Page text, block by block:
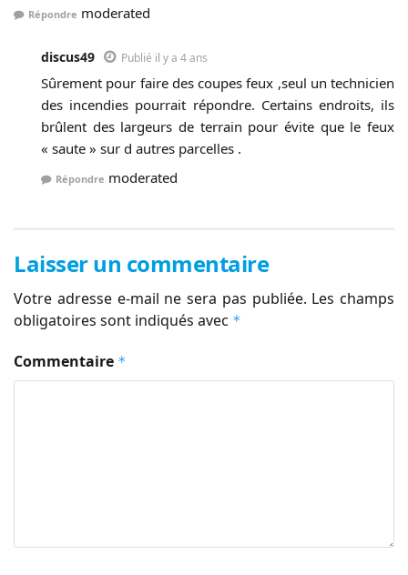
Répondre moderated
discus49 Publié il y a 4 ans
Sûrement pour faire des coupes feux ,seul un technicien
des incendies pourrait répondre. Certains endroits, ils
brûlent des largeurs de terrain pour évite que le feux
« saute » sur d autres parcelles .
Répondre moderated
Laisser un commentaire
Votre adresse e-mail ne sera pas publiée. Les champs
obligatoires sont indiqués avec *
Commentaire *